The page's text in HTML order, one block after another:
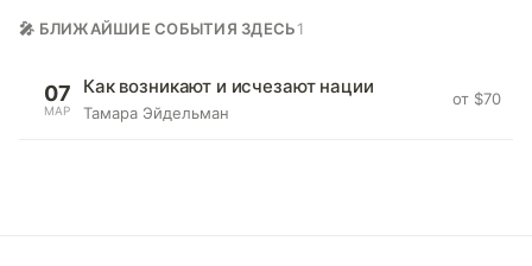
🎤 БЛИЖАЙШИЕ СОБЫТИЯ ЗДЕСЬ1
07
МАР
Как возникают и исчезают нации
Тамара Эйдельман
от $70